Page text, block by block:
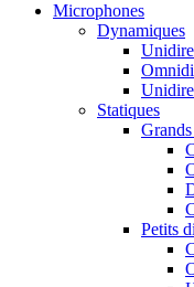
Microphones
Dynamiques
Statiques
Petits